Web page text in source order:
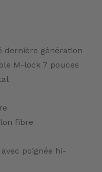
dernière génération
M-lock 7 pouces
fibre
poignée hi-